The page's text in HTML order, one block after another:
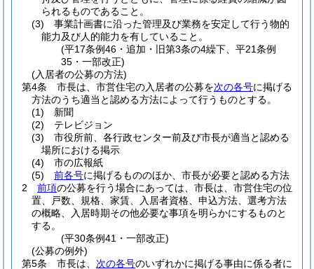
られるものであること。
(3)
事業計画書に沿った管理及び業務を安定して行う物的
能力及び人的能力を有していること。
(平17条例46・追加・旧第3条の4繰下、平21条例
35・一部改正)
(入居者の公募の方法)
第4条
市長は、市営住宅の入居者の公募を次の各号に掲げる
方法のうち適当と認める方法によって行うものとする。
(1)
新聞
(2)
テレビジョン
(3)
市役所前、各行政センター前及び市長が適当と認める
場所における掲示
(4)
市の広報紙
(5)
前各号に掲げるもののほか、市長が必要と認める方法
2
前項の公募を行う場合にあっては、市長は、市営住宅の位
置、戸数、規格、家賃、入居者資格、申込方法、選考方法
の概略、入居時期その他必要な事項を明らかにするものと
する。
(平30条例41・一部改正)
(公募の例外)
第5条
市長は、 次の各号のいずれかに掲げる事由に係る者に